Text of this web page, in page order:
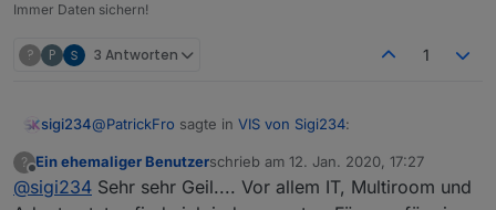
VIEW_Alexa_Show5_sigi234.txt
Immer Daten sichern!
? P 3 Antworten 1
sigi234@PatrickFro sagte in VIS von Sigi234:
@sigi234Würdest Du den Heizungs-View zur
Verfügung stellen? Sehe ich richtig, dass sogar
?
Offline
Ein ehemaliger Benutzerschrieb am 12. Jan. 2020, 17:27
zuletzt editiert von
@sigi234 Sehr sehr Geil.... Vor allem IT, Multiroom und